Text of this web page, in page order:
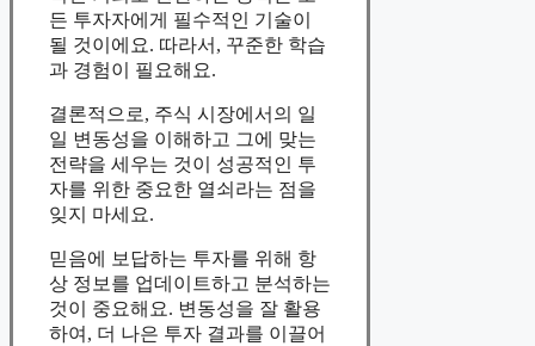
든 투자자에게 필수적인 기술이
될 것이에요. 따라서, 꾸준한 학습
과 경험이 필요해요.
결론적으로, 주식 시장에서의 일
일 변동성을 이해하고 그에 맞는
전략을 세우는 것이 성공적인 투
자를 위한 중요한 열쇠라는 점을
잊지 마세요.
믿음에 보답하는 투자를 위해 항
상 정보를 업데이트하고 분석하는
것이 중요해요. 변동성을 잘 활용
하여, 더 나은 투자 결과를 이끌어